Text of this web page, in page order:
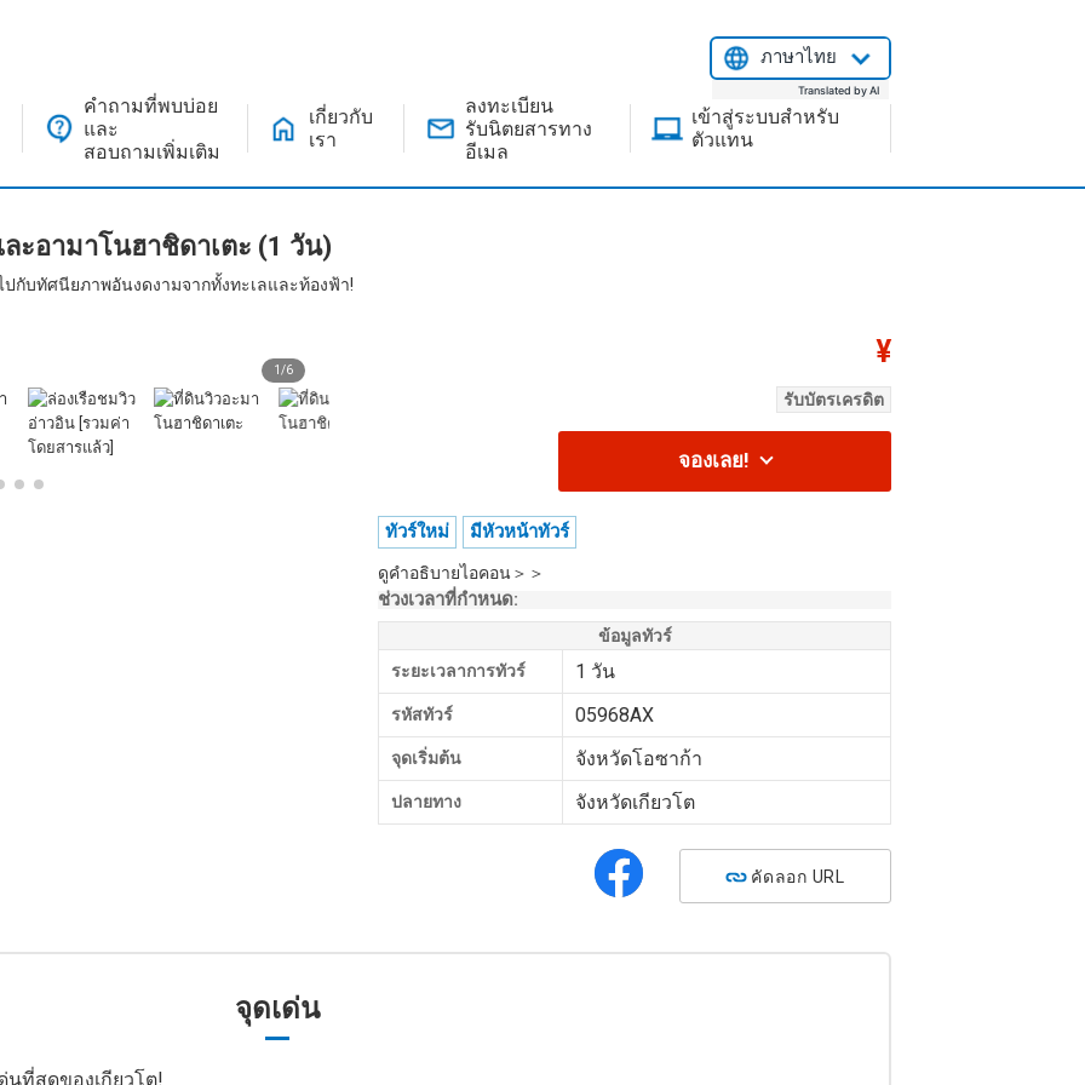
คำถามที่พบบ่อย
และ
สอบถามเพิ่มเติม
เกี่ยวกับ
เรา
ลงทะเบียน
รับนิตยสารทาง
อีเมล
เข้าสู่ระบบสำหรับ
ตัวแทน
ะอามาโนฮาชิดาเตะ (1 วัน)
กับทัศนียภาพอันงดงามจากทั้งทะเลและท้องฟ้า!
1 /6
¥
รับบัตรเครดิต
จองเลย!
ทัวร์ใหม่ มีหัวหน้าทัวร์
ดูคำอธิบายไอคอน＞＞
ช่วงเวลาที่กำหนด:
ข้อมูลทัวร์
ระยะเวลาการทัวร์
1 วัน
รหัสทัวร์ 05968AX
จุดเริ่มต้น จังหวัดโอซาก้า
ปลายทาง จังหวัดเกียวโต
คัดลอก URL
จุดเด่น
นที่สุดของเกียวโต!
ภาษาไทย
Translated by AI